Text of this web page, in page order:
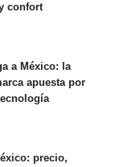
confort
a México: la
apuesta por
precio,